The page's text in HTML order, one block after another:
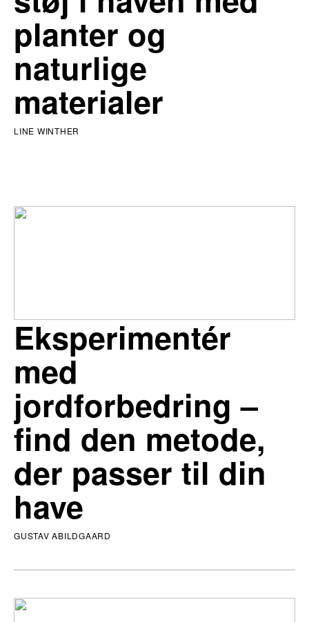
planter og
naturlige
materialer
LINE WINTHER
Eksperimentér
med
jordforbedring –
find den metode,
der passer til din
have
GUSTAV ABILDGAARD